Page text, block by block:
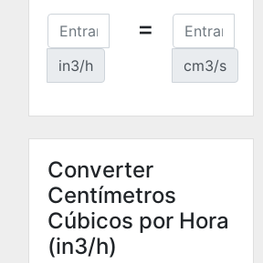
in3/h
=
cm3/s
Converter
Centímetros
Cúbicos por Hora
(in3/h)